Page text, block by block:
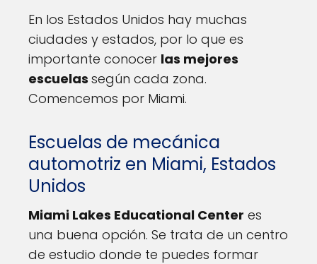
En los Estados Unidos hay muchas
ciudades y estados, por lo que es
importante conocer las mejores
escuelas según cada zona.
Comencemos por Miami.
Escuelas de mecánica
automotriz en Miami, Estados
Unidos
Miami Lakes Educational Center es
una buena opción. Se trata de un centro
de estudio donde te puedes formar